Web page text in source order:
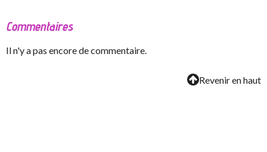
Commentaires
Il n'y a pas encore de commentaire.
Revenir en haut